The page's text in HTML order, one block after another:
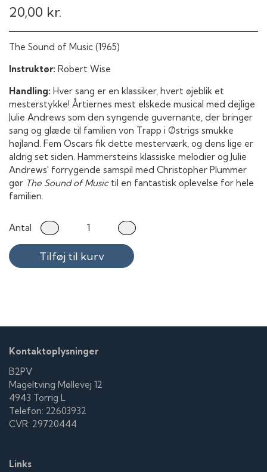
20,00 kr.
The Sound of Music (1965)
Instruktør: Robert Wise
Handling: Hver sang er en klassiker, hvert øjeblik et
mesterstykke! Årtiernes mest elskede musical med dejlige
Julie Andrews som den syngende guvernante, der bringer
sang og glæde til familien von Trapp i Østrigs smukke
højland. Fem Oscars fik dette mesterværk, og dens lige er
aldrig set siden. Hammersteins klassiske melodier og Julie
Andrews' forrygende samspil med Christopher Plummer
gør The Sound of Musictil en fantastisk oplevelse for hele
familien.
Antal
Tilføj til kurv
Kontaktoplysninger
B2PV
Mageltving Møllevej 12
4943 Torrig L
Telefon: 22603932
CVR: 29720444
Links